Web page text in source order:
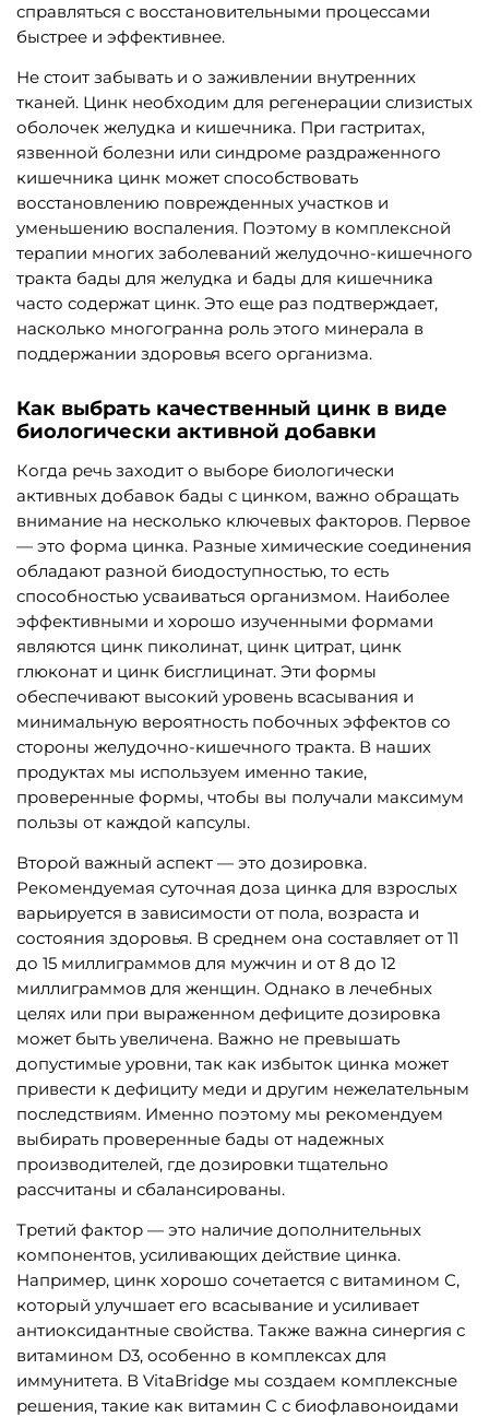
справляться с восстановительными процессами
быстрее и эффективнее.
Не стоит забывать и о заживлении внутренних
тканей. Цинк необходим для регенерации слизистых
оболочек желудка и кишечника. При гастритах,
язвенной болезни или синдроме раздраженного
кишечника цинк может способствовать
восстановлению поврежденных участков и
уменьшению воспаления. Поэтому в комплексной
терапии многих заболеваний желудочно-кишечного
тракта бады для желудка и бады для кишечника
часто содержат цинк. Это еще раз подтверждает,
насколько многогранна роль этого минерала в
поддержании здоровья всего организма.
Как выбрать качественный цинк в виде
биологически активной добавки
Когда речь заходит о выборе биологически
активных добавок бады с цинком, важно обращать
внимание на несколько ключевых факторов. Первое
— это форма цинка. Разные химические соединения
обладают разной биодоступностью, то есть
способностью усваиваться организмом. Наиболее
эффективными и хорошо изученными формами
являются цинк пиколинат, цинк цитрат, цинк
глюконат и цинк бисглицинат. Эти формы
обеспечивают высокий уровень всасывания и
минимальную вероятность побочных эффектов со
стороны желудочно-кишечного тракта. В наших
продуктах мы используем именно такие,
проверенные формы, чтобы вы получали максимум
пользы от каждой капсулы.
Второй важный аспект — это дозировка.
Рекомендуемая суточная доза цинка для взрослых
варьируется в зависимости от пола, возраста и
состояния здоровья. В среднем она составляет от 11
до 15 миллиграммов для мужчин и от 8 до 12
миллиграммов для женщин. Однако в лечебных
целях или при выраженном дефиците дозировка
может быть увеличена. Важно не превышать
допустимые уровни, так как избыток цинка может
привести к дефициту меди и другим нежелательным
последствиям. Именно поэтому мы рекомендуем
выбирать проверенные бады от надежных
производителей, где дозировки тщательно
рассчитаны и сбалансированы.
Третий фактор — это наличие дополнительных
компонентов, усиливающих действие цинка.
Например, цинк хорошо сочетается с витамином С,
который улучшает его всасывание и усиливает
антиоксидантные свойства. Также важна синергия с
витамином D3, особенно в комплексах для
иммунитета. В VitaBridge мы создаем комплексные
решения, такие как витамин С с биофлавоноидами